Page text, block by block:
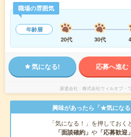
職場の雰囲気
年齢層
20代
30代
気になる! 応募へ進む
派遣会社 株式会社ウィルオブ
興味があったら「★気になる
「気になる！」を押しておく
「面談確約」 や 「応募歓迎」